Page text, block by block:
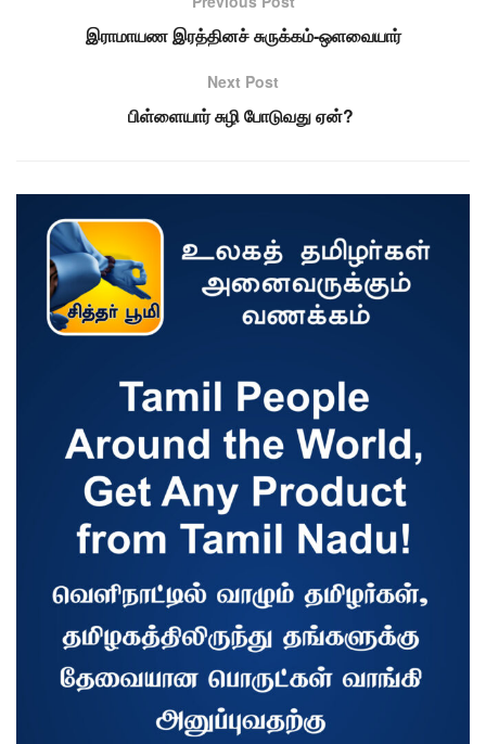
இராமாயண இரத்தினச் சுருக்கம்-ஒளவையார்
Next Post
பிள்ளையார் சுழி போடுவது ஏன்?